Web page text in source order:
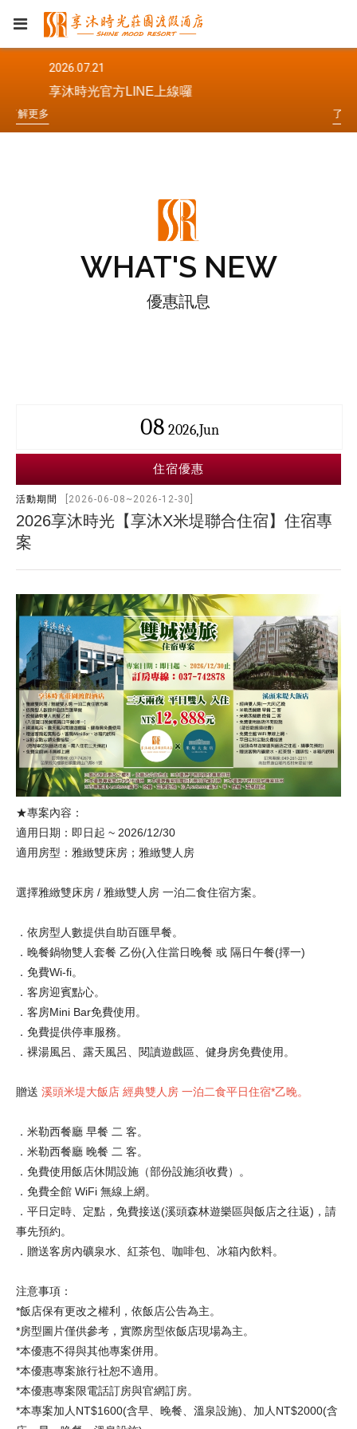
多
2026.07.21
享沐時光官方LINE上線囉
更多
WHAT'S NEW
優惠訊息
08 2026,Jun
住宿優惠
活動期間 [2026-06-08~2026-12-30]
2026享沐時光【享沐X米堤聯合住宿】住宿專
案
★專案內容：
適用日期：即日起 ~ 2026/12/30
適用房型：雅緻雙床房；雅緻雙人房
選擇雅緻雙床房 / 雅緻雙人房 一泊二食住宿方案。
．依房型人數提供自助百匯早餐。
．晚餐鍋物雙人套餐 乙份(入住當日晚餐 或 隔日午餐(擇一)
．免費Wi-fi。
．客房迎賓點心。
．客房Mini Bar免費使用。
．免費提供停車服務。
．裸湯風呂、露天風呂、閱讀遊戲區、健身房免費使用。
贈送 溪頭米堤大飯店 經典雙人房 一泊二食平日住宿*乙晚。
．米勒西餐廳 早餐 二 客。
．米勒西餐廳 晚餐 二 客。
．免費使用飯店休閒設施（部份設施須收費）。
．免費全館 WiFi 無線上網。
．平日定時、定點，免費接送(溪頭森林遊樂區與飯店之往返)，請
事先預約。
．贈送客房內礦泉水、紅茶包、咖啡包、冰箱內飲料。
注意事項：
*飯店保有更改之權利，依飯店公告為主。
*房型圖片僅供參考，實際房型依飯店現場為主。
*本優惠不得與其他專案併用。
*本優惠專案旅行社恕不適用。
*本優惠專案限電話訂房與官網訂房。
*本專案加人NT$1600(含早、晚餐、溫泉設施)、加人NT$2000(含